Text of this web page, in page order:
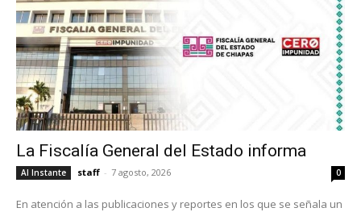
La Fiscalía General del Estado informa
Al Instante staff - 7 agosto, 2026 0
En atención a las publicaciones y reportes en los que se señala un